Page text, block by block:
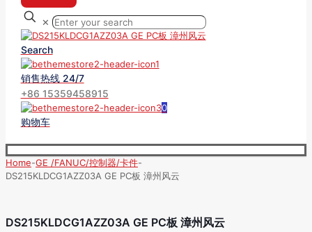
✕
Search
销售热线 24/7
+86 15359458915
0
购物车
Home-GE /FANUC/控制器/卡件-
DS215KLDCG1AZZ03A GE PC板 漳州风云
DS215KLDCG1AZZ03A GE PC板 漳州风云